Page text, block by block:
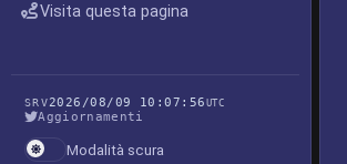
Visita questa pagina
SRV2026/08/09 10:07:56UTC
Aggiornamenti
Modalità scura